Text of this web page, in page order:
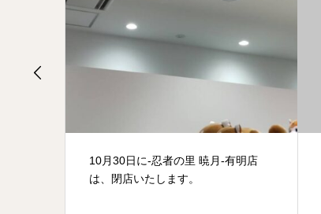
浅草忍者体験2022/11/13